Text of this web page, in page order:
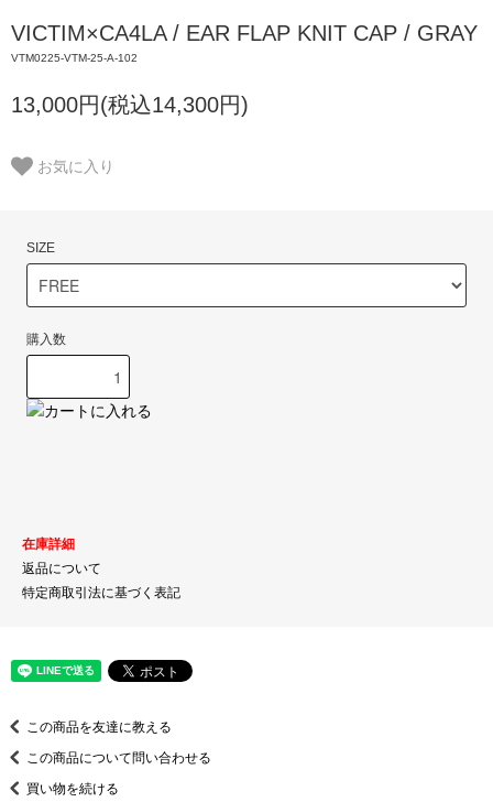
VICTIM×CA4LA / EAR FLAP KNIT CAP / GRAY
VTM0225-VTM-25-A-102
13,000円(税込14,300円)
お気に入り
SIZE
購入数
在庫詳細
返品について
特定商取引法に基づく表記
この商品を友達に教える
この商品について問い合わせる
買い物を続ける